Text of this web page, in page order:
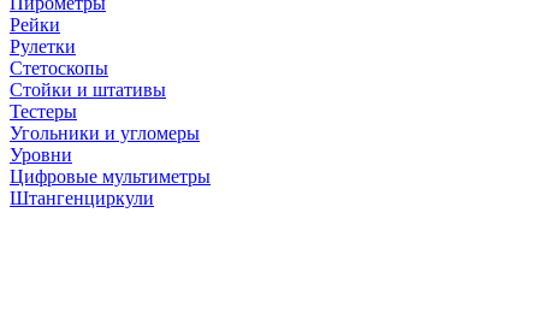
Рейки
Рулетки
Стетоскопы
Стойки и штативы
Тестеры
Угольники и угломеры
Уровни
Цифровые мультиметры
Штангенциркули